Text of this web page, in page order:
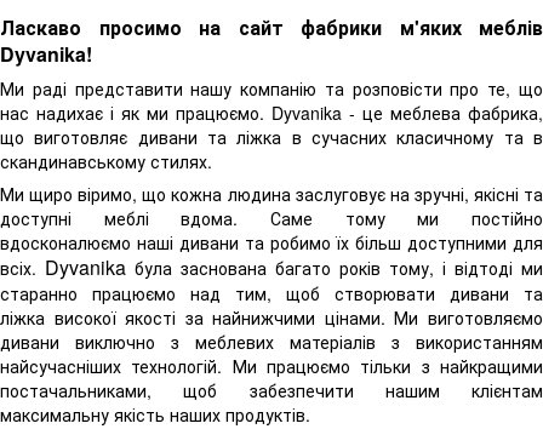
Ласкаво просимо на сайт фабрики м'яких меблів
Dyvanika!
Ми раді представити нашу компанію та розповісти про те, що
нас надихає і як ми працюємо. Dyvanika - це меблева фабрика,
що виготовляє дивани та ліжка в сучасних класичному та в
скандинавському стилях.
Ми щиро віримо, що кожна людина заслуговує на зручні, якісні та
доступні меблі вдома. Саме тому ми постійно
вдосконалюємо наші дивани та робимо їх більш доступними для
всіх. Dyvanika була заснована багато років тому, і відтоді ми
старанно працюємо над тим, щоб створювати дивани та
ліжка високої якості за найнижчими цінами. Ми виготовляємо
дивани виключно з меблевих матеріалів з використанням
найсучасніших технологій. Ми працюємо тільки з найкращими
постачальниками, щоб забезпечити нашим клієнтам
максимальну якість наших продуктів.